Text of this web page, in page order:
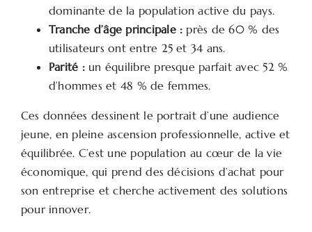
dominante de la population active du pays.
Tranche d’âge principale : près de 60 % des
utilisateurs ont entre 25 et 34 ans.
Parité :un équilibre presque parfait avec 52 %
d’hommes et 48 % de femmes.
Ces données dessinent le portrait d’une audience
jeune, en pleine ascension professionnelle, active et
équilibrée. C’est une population au cœur de la vie
économique, qui prend des décisions d’achat pour
son entreprise et cherche activement des solutions
pour innover.